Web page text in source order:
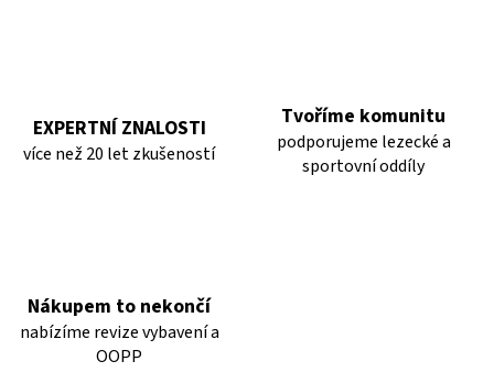
EXPERTNÍ ZNALOSTI
více než 20 let zkušeností
Tvoříme komunitu
podporujeme lezecké a
sportovní oddíly
Nákupem to nekončí
nabízíme revize vybavení a
OOPP